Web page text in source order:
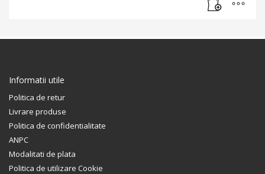
Informatii utile
Politica de retur
Livrare produse
Politica de confidentialitate
ANPC
Modalitati de plata
Politica de utilizare Cookie